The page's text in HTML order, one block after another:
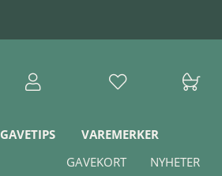
GAVETIPS
VAREMERKER
NYHETER
GAVEKORT